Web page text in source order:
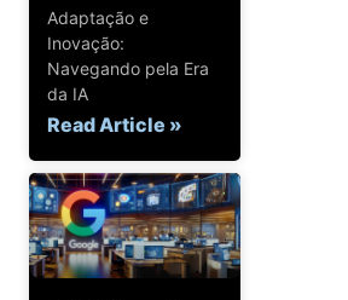
Adaptação e
Inovação:
Navegando pela Era
da IA
Read Article »